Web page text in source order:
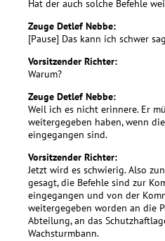
Hat der auch solche Befehle
Zeuge Detlef Nebbe:
[Pause] Das kann ich schwer
Vorsitzender Richter:
Warum?
Zeuge Detlef Nebbe:
Weil ich es nicht erinnere. Er
weitergegeben haben, wenn
eingegangen sind.
Vorsitzender Richter:
Jetzt wird es schwierig. Also
gesagt, die Befehle sind zur
eingegangen und von der
weitergegeben worden an die
Abteilung, an das
Wachsturmbann.